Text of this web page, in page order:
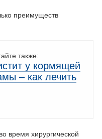
преимуществ
также:
у кормящей
– как лечить
время хирургической